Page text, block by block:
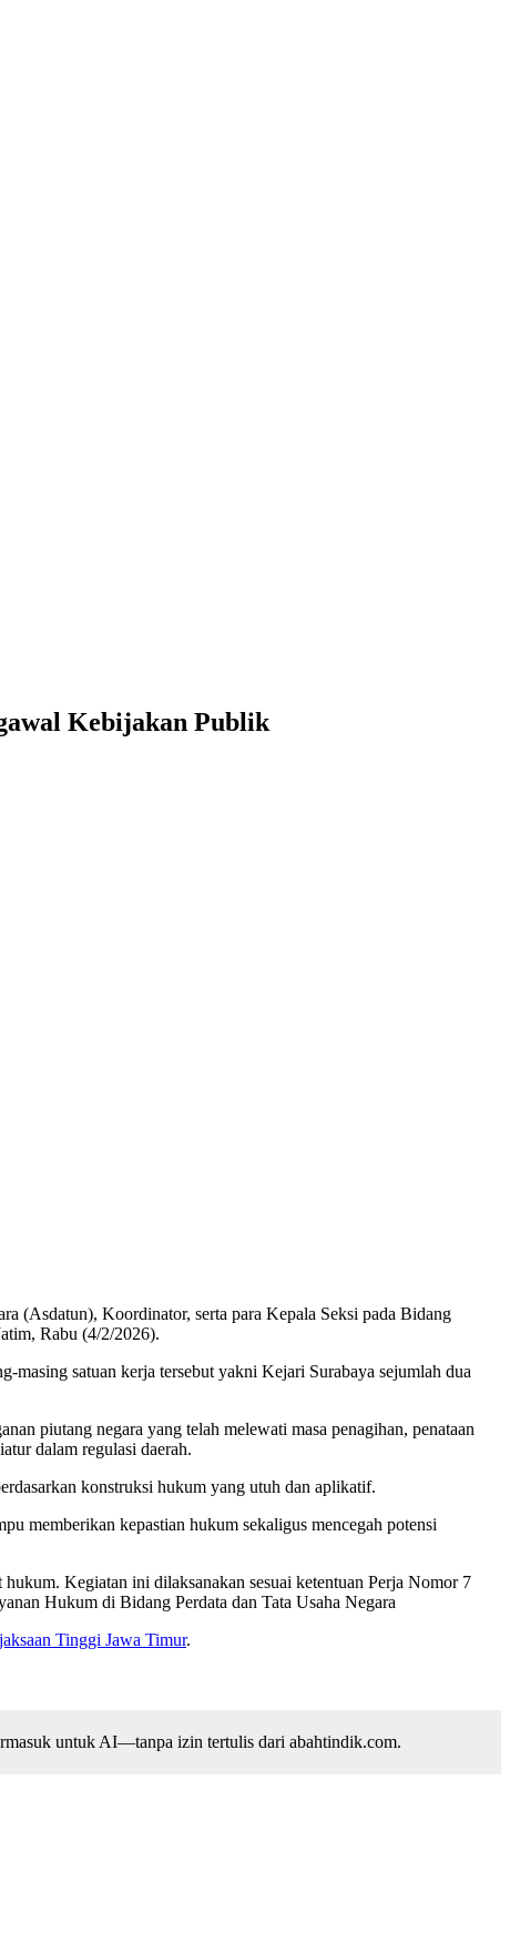
Kebijakan Publik
(Asdatun), Koordinator, serta para Kepala Seksi pada Bidang
Rabu (4/2/2026).
masing satuan kerja tersebut yakni Kejari Surabaya sejumlah dua
piutang negara yang telah melewati masa penagihan, penataan
dalam regulasi daerah.
konstruksi hukum yang utuh dan aplikatif.
memberikan kepastian hukum sekaligus mencegah potensi
Kegiatan ini dilaksanakan sesuai ketentuan Perja Nomor 7
Hukum di Bidang Perdata dan Tata Usaha Negara
Tinggi Jawa Timur.
untuk AI—tanpa izin tertulis dari abahtindik.com.